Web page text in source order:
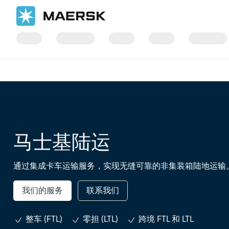
马士基陆运
通过集成卡车运输服务，实现无缝可靠的非集装箱陆地运输
我们的服务 联系我们
整车 (FTL) 零担 (LTL) 跨境 FTL 和 LTL